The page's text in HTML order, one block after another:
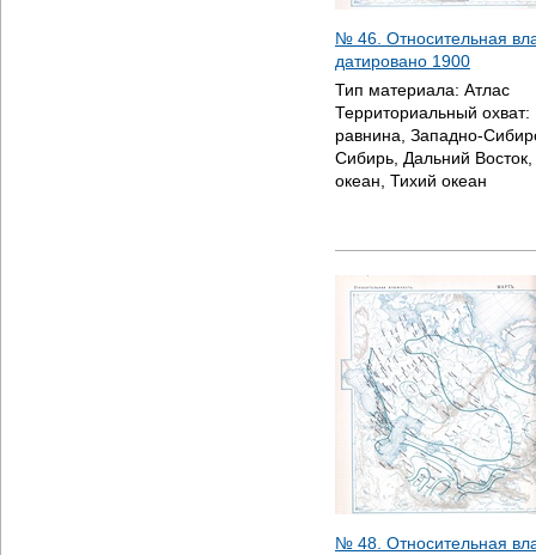
№ 46. Относительная
датировано 1900
Тип материала: Атлас
Территориальный охват:
равнина, Западно-
Сибирь, Дальний
океан, Тихий океан
№ 48. Относительная